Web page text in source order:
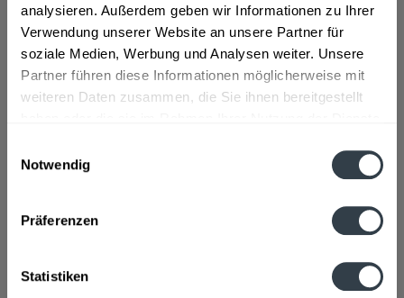
analysieren. Außerdem geben wir Informationen zu Ihrer
Verwendung unserer Website an unsere Partner für
soziale Medien, Werbung und Analysen weiter. Unsere
Partner führen diese Informationen möglicherweise mit
weiteren Daten zusammen, die Sie ihnen bereitgestellt
Notwendig
Präferenzen
Statistiken
Hinzugefügt
Artikel-Nr.: 26525
Beschreibung
Hersteller
mehr